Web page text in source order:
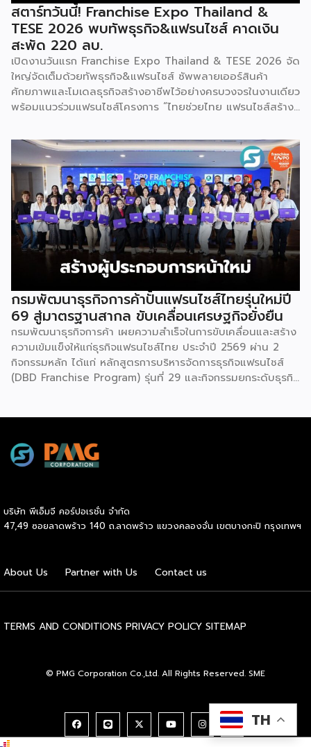
สตาร์ทวันนี้! Franchise Expo Thailand &
TESE 2026 พบทัพธุรกิจ&แฟรนไชส์ คาดเงิน
สะพัด 220 ลบ.
เปิดงานวันแรก Franchise Expo Thailand & TESE 2026 จัด
ใหญ่จัดเต็มด้วยทัพธุรกิจ&แฟรนไชส์ ซัพพลายเออร์สินค้า
ศักยภาพและโมเดลธุรกิจสร้างอาชีพไว้อย่างครบวงจรในงานเดียว
พร้อมแนวร่วมแฟรนไชส์โครงการ “ไทยช่วยไทย แฟรนไชส์สร้าง
รวมกว่า 250 บูธ บนพื้นที่ 15,000 ตารางเมตร หวังเป็นทาง
เลือกสร้างรายได้เพิ่มและพยุงเศรษฐกิจไทยให้ฟื้นตัว เสิร์ฟครบ
จบในงานด้วยสินเชื่อ และทำเลทองทั่วประเทศ พร้อมเสวนาให้
ความรู้โดยผู้ทรงคุณวุฒิคับคั่ง และกิจกรรมเจรจาจับคู่ธุรกิจทั้งใน
และต่างประเทศ งานจัดต่อเนื่องระหว่างวันที่ 6-9 สิงหาคมนี้ ที่
ฮอลล์ 6-8 อิมแพ็คเมืองทองธานี คาดเม็ดเงินสะพัดในงานราว
220 ล้านบาท นายพูนพงษ์ นัยนาภากรณ์ อธิบดีกรมพัฒนา
ธุรกิจการค้า กระทรวงพาณิชย์ กล่าวว่า งาน ” Franchise Expo
Thailand & Thailand E-Commerce Selection Expo
(TESE 2026) เป็นเวทีแสดงธุรกิจแฟรนไชส์และโซลูชั่นส์แบบครบ
วงจร […]
กรมพัฒนาธุรกิจการค้าปั้นแฟรนไชส์ไทยรุ่นใหม่ปี
69 สู่มาตรฐานสากล ขับเคลื่อนเศรษฐกิจยั่งยืน
กรมพัฒนาธุรกิจการค้า เผยความสำเร็จในการขับเคลื่อนและสร้าง
ความเข้มแข็งให้แก่ธุรกิจแฟรนไชส์ไทย ประจำปี 2569 ผ่าน 2
กิจกรรมหลัก ได้แก่ หลักสูตรการบริหารจัดการธุรกิจแฟรนไชส์
(DBD Franchise Program) รุ่นที่ 29 และกิจกรรมยกระดับธุรกิจ
กรมพัฒนาธุรกิจการค้า กระทรวงพาณิชย์ เปิดเผยภายหลังเป็น
ประธานมอบประกาศนียบัตรแก่ผู้ประกอบการแฟรนไชส์ใน 2
กิจกรรมแรกเป็นการอบรมหลักสูตรการบริหารจัดการธุรกิจแฟรน
ไชส์ (DBD Franchise Program: DBD-FP) รุ่นที่ 29 ซึ่งเป็น
คุณวุฒิจากภาครัฐ ภาคเอกชน และสถาบันการศึกษา ที่มาร่วมบ่ม
เพาะความรู้เชิงปฏิบัติการให้แก่ผู้ประกอบธุรกิจแฟรนไชส์อย่างเข้ม
บริษัท พีเอ็มจี คอร์ปอเรชั่น จำกัด
47,49 ซอยลาดพร้าว 140 ถ.ลาดพร้าว แขวงคลองจั่น เขตบางกะปิ กรุงเทพฯ
About Us Partner with Us Contact us
TERMS AND CONDITIONS PRIVACY POLICY SITEMAP
© PMG Corporation Co.,Ltd. All Rights Reserved. SME
TH